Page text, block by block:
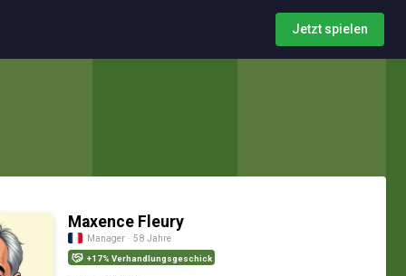
Jetzt spielen
Maxence Fleury
Manager · 58 Jahre
+17% Verhandlungsgeschick